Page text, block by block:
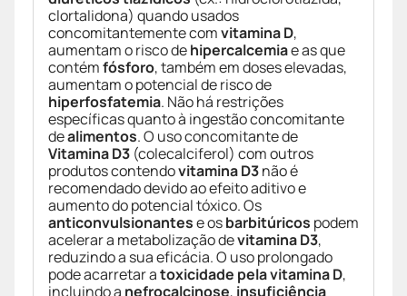
clortalidona) quando usados
concomitantemente comvitamina D,
aumentam o risco dehipercalcemiae as que
contémfósforo, também em doses elevadas,
aumentam o potencial de risco de
hiperfosfatemia. Não há restrições
específicas quanto à ingestão concomitante
dealimentos. O uso concomitante de
Vitamina D3 (colecalciferol) com outros
produtos contendovitamina D3não é
recomendado devido ao efeito aditivo e
aumento do potencial tóxico. Os
anticonvulsionantese osbarbitúricos podem
acelerar a metabolização devitamina D3,
reduzindo a sua eficácia. O uso prolongado
pode acarretar atoxicidade pela vitamina D,
incluindo a nefrocalcinose, insuficiência